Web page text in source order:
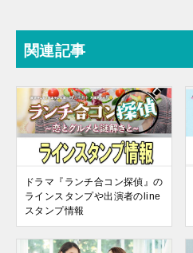
関連記事
ドラマ『ランチ合コン探偵』の
ラインスタンプや出演者のline
スタンプ情報